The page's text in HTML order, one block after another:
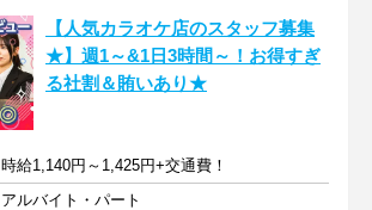
【人気カラオケ店のスタッフ募集
★】週1～&1日3時間～！お得すぎ
る社割＆賄いあり★
時給1,140円～1,425円+交通費！
アルバイト・パート